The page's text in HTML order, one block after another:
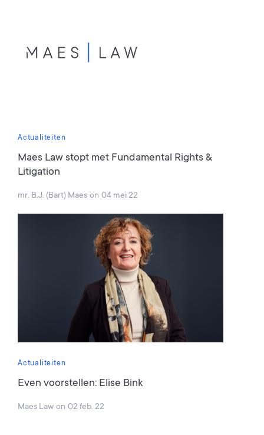
Actualiteiten
Maes Law stopt met Fundamental Rights &
Litigation
mr. B.J. (Bart) Maes on 04 mei 22
Actualiteiten
Even voorstellen: Elise Bink
Maes Law on 02 feb. 22